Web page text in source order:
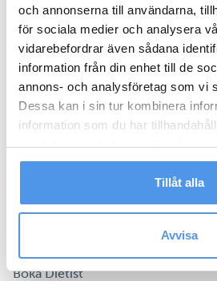
och annonserna till användarna,
för sociala medier och analysera
vidarebefordrar även sådana
information från din enhet till de
annons- och analysföretag som vi
Dessa kan i sin tur kombinera
information som du har
samlat in när du har använt deras
Tillåt alla
Avvisa
Kiropraktor
Nacka Forum Rehab
Öppettider
Om oss
Kontakt
Hantera dina bokningar
Boka Dietist